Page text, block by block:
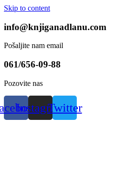
Skip to content
info@knjiganadlanu.com
Pošaljite nam email
061/656-09-88
Pozovite nas
InstagramTwitter